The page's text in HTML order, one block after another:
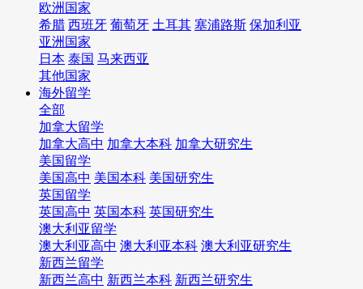
欧洲国家
希腊 西班牙 葡萄牙 土耳其 塞浦路斯 保加利亚
亚洲国家
日本 泰国 马来西亚
其他国家
海外留学
全部
加拿大留学
加拿大高中 加拿大本科 加拿大研究生
美国留学
美国高中 美国本科 美国研究生
英国留学
英国高中 英国本科 英国研究生
澳大利亚留学
澳大利亚高中 澳大利亚本科 澳大利亚研究生
新西兰留学
新西兰高中 新西兰本科 新西兰研究生